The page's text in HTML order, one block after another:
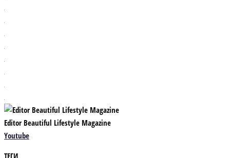
Editor Beautiful Lifestyle Magazine
Youtube